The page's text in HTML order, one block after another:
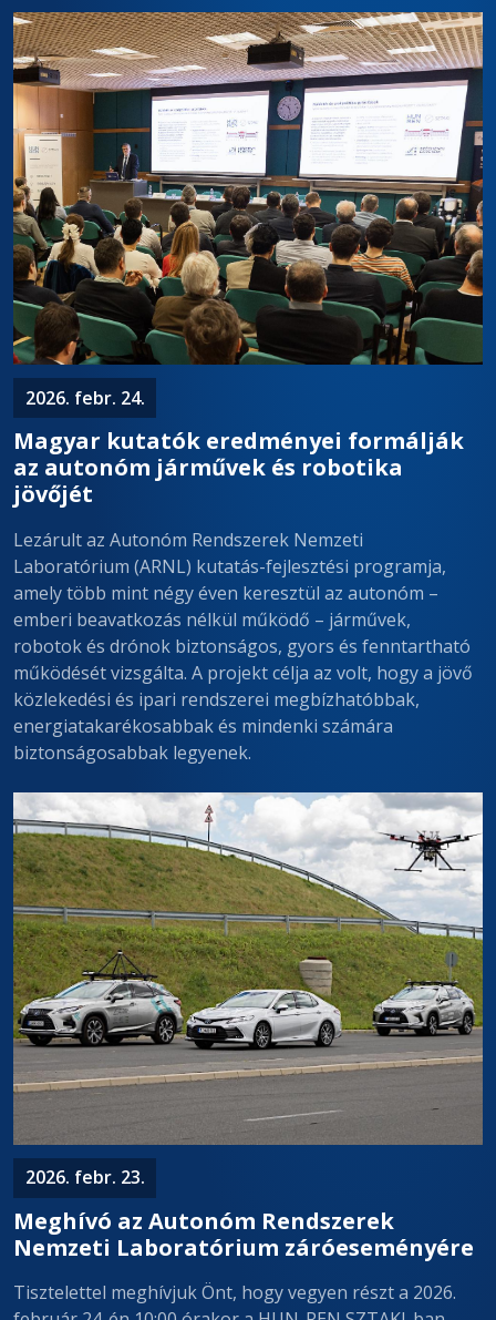
2026. febr. 24.
Magyar kutatók eredményei formálják
az autonóm járművek és robotika
jövőjét
Lezárult az Autonóm Rendszerek Nemzeti
Laboratórium (ARNL) kutatás-fejlesztési programja,
amely több mint négy éven keresztül az autonóm –
emberi beavatkozás nélkül működő – járművek,
robotok és drónok biztonságos, gyors és fenntartható
működését vizsgálta. A projekt célja az volt, hogy a jövő
közlekedési és ipari rendszerei megbízhatóbbak,
energiatakarékosabbak és mindenki számára
biztonságosabbak legyenek.
2026. febr. 23.
Meghívó az Autonóm Rendszerek
Nemzeti Laboratórium záróeseményére
Tisztelettel meghívjuk Önt, hogy vegyen részt a 2026.